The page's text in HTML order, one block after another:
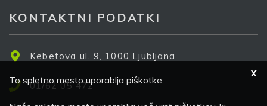
KONTAKTNI PODATKI
Kebetova ul. 9, 1000 Ljubljana
01/62 05 472
X
To spletno mesto uporablja piškotke